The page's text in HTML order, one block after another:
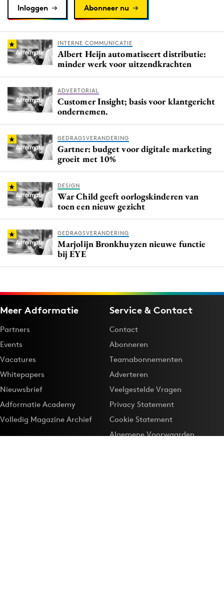
Purpose Marketing
Reputatie & crisis
Inloggen Abonneer nu
INTERNE COMMUNICATIE
Albert Heijn automatiseert distributie:
minder werk voor uitzendkrachten
ADVERTORIAL
Customer Insight; basis voor klantgericht
ondernemen.
GEDRAGSVERANDERING
Gartner: budget voor digitale marketing
groeit met 10%
DESIGN
War Child geeft oorlogskinderen van
toen een nieuw gezicht
GEDRAGSVERANDERING
Marjolijn Bronkhuyzen nieuwe functie
bij EYE
Meer Adformatie
Partners
Events
Vacatures
Whitepapers
Nieuwsbrief
Adformatie Academy
Volledig Magazine Archief
Service & Contact
Contact
Abonneren
Teamabonnementen
Adverteren
Veelgestelde Vragen
Privacy Statement
Cookie Statement
Algemene Voorwaarden